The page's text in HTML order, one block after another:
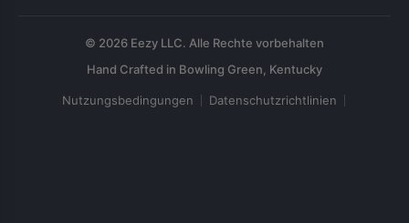
© 2026 Eezy LLC. Alle Rechte vorbehalten
Nutzungsbedingungen Datenschutzrichtlinien